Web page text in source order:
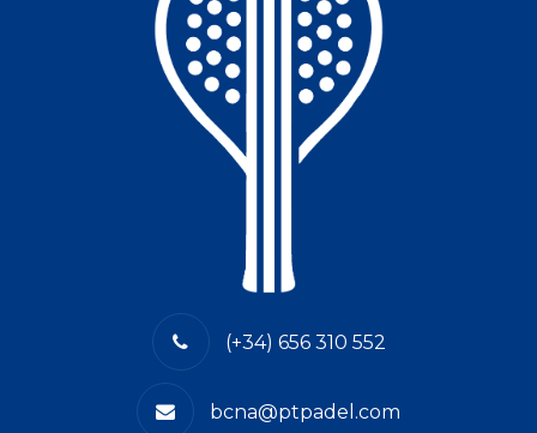
(+34) 656 310 552
bcna@ptpadel.com